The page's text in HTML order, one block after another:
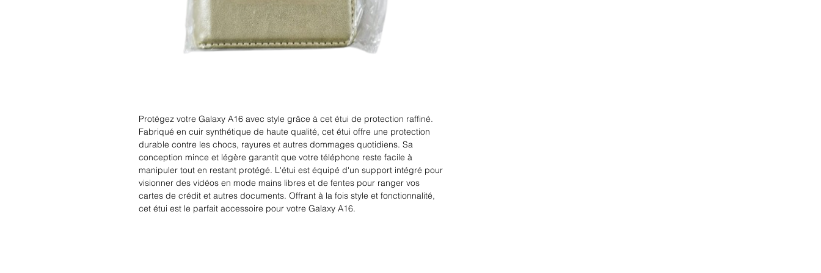
Protégez votre Galaxy A16 avec style grâce à cet étui de protection raffiné.
Fabriqué en cuir synthétique de haute qualité, cet étui offre une protection
durable contre les chocs, rayures et autres dommages quotidiens. Sa
conception mince et légère garantit que votre téléphone reste facile à
manipuler tout en restant protégé. L'étui est équipé d'un support intégré pour
visionner des vidéos en mode mains libres et de fentes pour ranger vos
cartes de crédit et autres documents. Offrant à la fois style et fonctionnalité,
cet étui est le parfait accessoire pour votre Galaxy A16.